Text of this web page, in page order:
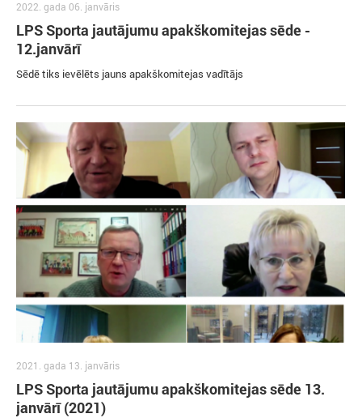
2022. gada 06. janvāris
LPS Sporta jautājumu apakškomitejas sēde -
12.janvārī
Sēdē tiks ievēlēts jauns apakškomitejas vadītājs
2021. gada 13. janvāris
LPS Sporta jautājumu apakškomitejas sēde 13.
janvārī (2021)